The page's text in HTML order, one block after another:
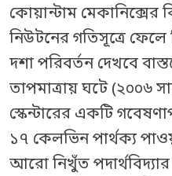
কোয়ান্টাম
নিউটনের গতিসূত্রে ফেলে
দশা পরিবর্তন দেখবে
তাপমাত্রায় ঘটে (২০০৬
স্কেন্টারের একটি
১৭ কেলভিন পার্থক্য
আরো নিখুঁত